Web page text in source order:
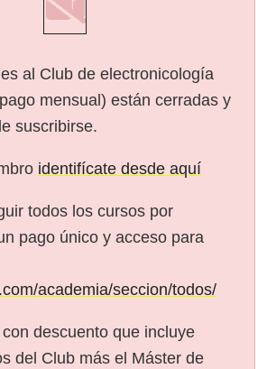
al Club de electronicología
mensual) están cerradas y
suscribirse.
identifícate desde aquí
todos los cursos por
pago único y acceso para
academia/seccion/todos/
descuento que incluye
del Club más el Máster de